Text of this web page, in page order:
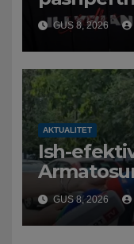
dyqanit të
policia
ngjarjen
GUS 8, 2026
AKTUALITET
Ish-
fëmijërisë,
Hetimit:
GUS 8, 2026